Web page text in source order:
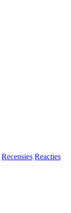
Recensies Reacties